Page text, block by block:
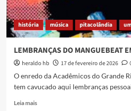
história música pitacolândia
LEMBRANÇAS DO MANGUEBEAT
heraldo hb 17 de fevereiro de 2026
O enredo da Acadêmicos do Grande
tem cavucado aqui lembranças
Leia maisRead